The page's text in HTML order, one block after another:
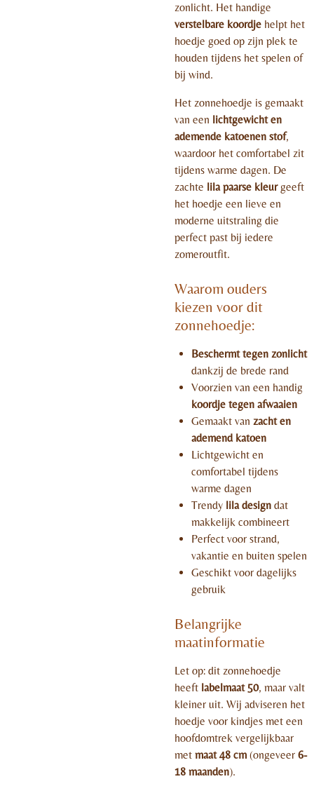
zonlicht. Het handige
verstelbare koordje helpt het
hoedje goed op zijn plek te
houden tijdens het spelen of
bij wind.
Het zonnehoedje is gemaakt
van een lichtgewicht en
ademende katoenen stof,
waardoor het comfortabel zit
tijdens warme dagen. De
zachte lila paarse kleurgeeft
het hoedje een lieve en
moderne uitstraling die
perfect past bij iedere
zomeroutfit.
Waarom ouders
kiezen voor dit
zonnehoedje:
Beschermt tegen zonlicht
dankzij de brede rand
Voorzien van een handig
koordje tegen afwaaien
Gemaakt van zacht en
ademend katoen
Lichtgewicht en
comfortabel tijdens
warme dagen
Trendy lila design dat
makkelijk combineert
Perfect voor strand,
vakantie en buiten spelen
Geschikt voor dagelijks
gebruik
Belangrijke
maatinformatie
Let op: dit zonnehoedje
heeft labelmaat 50, maar valt
kleiner uit. Wij adviseren het
hoedje voor kindjes met een
hoofdomtrek vergelijkbaar
met maat 48 cm (ongeveer 6-
18 maanden).